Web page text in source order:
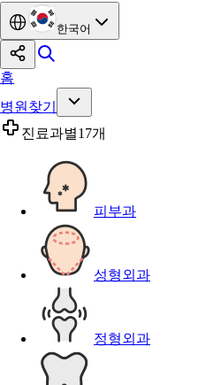
한국어
홈
병원찾기
진료과별17개
피부과
성형외과
정형외과